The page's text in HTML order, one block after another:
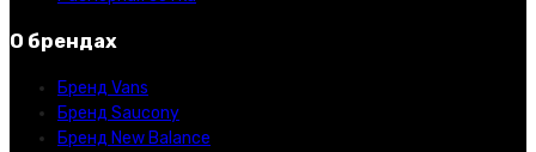
О брендах
Бренд Vans
Бренд Saucony
Бренд New Balance